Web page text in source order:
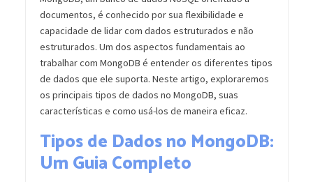
documentos, é conhecido por sua flexibilidade e
capacidade de lidar com dados estruturados e não
estruturados. Um dos aspectos fundamentais ao
trabalhar com MongoDB é entender os diferentes tipos
de dados que ele suporta. Neste artigo, exploraremos
os principais tipos de dados no MongoDB, suas
características e como usá-los de maneira eficaz.
Tipos de Dados no MongoDB:
Um Guia Completo